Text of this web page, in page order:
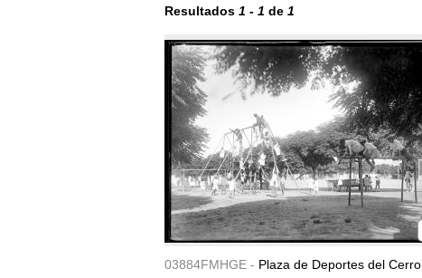
Resultados 1 - 1 de 1
03884FMHGE - Plaza de Deportes del Cerro.